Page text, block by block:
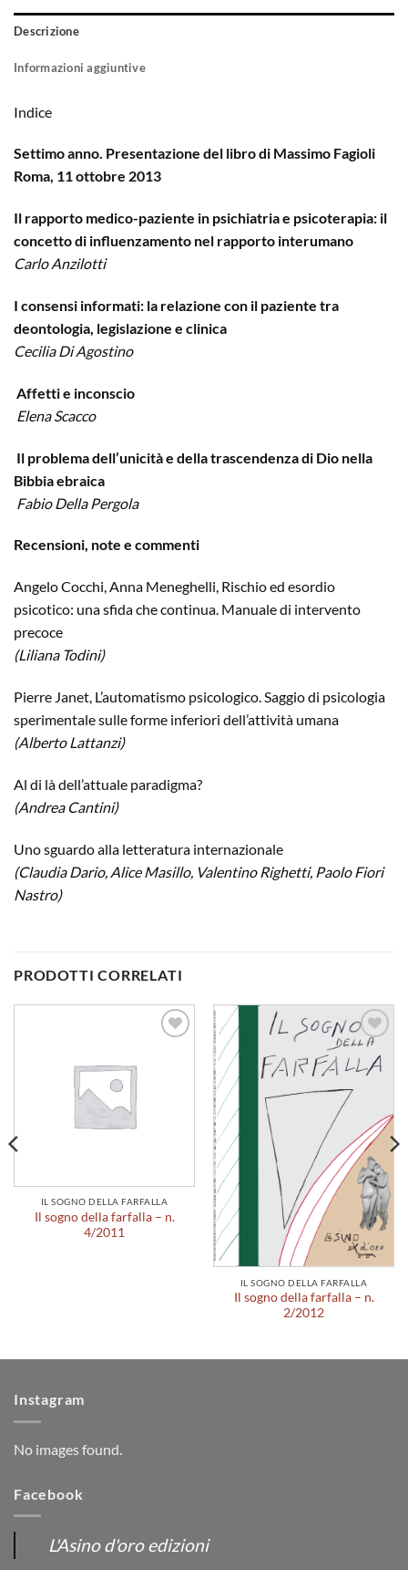
Descrizione
Informazioni aggiuntive
Indice
Settimo anno. Presentazione del libro di Massimo Fagioli
Roma, 11 ottobre 2013
Il rapporto medico-paziente in psichiatria e psicoterapia: il
concetto di influenzamento nel rapporto interumano
Carlo Anzilotti
I consensi informati: la relazione con il paziente tra
deontologia, legislazione e clinica
Cecilia Di Agostino
Affetti e inconscio
Elena Scacco
Il problema dell’unicità e della trascendenza di Dio nella
Bibbia ebraica
Fabio Della Pergola
Recensioni, note e commenti
Angelo Cocchi, Anna Meneghelli, Rischio ed esordio
psicotico: una sfida che continua. Manuale di intervento
precoce
(Liliana Todini)
Pierre Janet, L’automatismo psicologico. Saggio di psicologia
sperimentale sulle forme inferiori dell’attività umana
(Alberto Lattanzi)
Al di là dell’attuale paradigma?
(Andrea Cantini)
Uno sguardo alla letteratura internazionale
(Claudia Dario, Alice Masillo, Valentino Righetti, Paolo Fiori
Nastro)
PRODOTTI CORRELATI
IL SOGNO DELLA FARFALLA
Il sogno della farfalla – n.
4/2011
Aggiungi
alla lista
dei
desideri
IL SOGNO DELLA FARFALLA
Il sogno della farfalla – n.
2/2012
Instagram
No images found.
Facebook
L'Asino d'oro edizioni